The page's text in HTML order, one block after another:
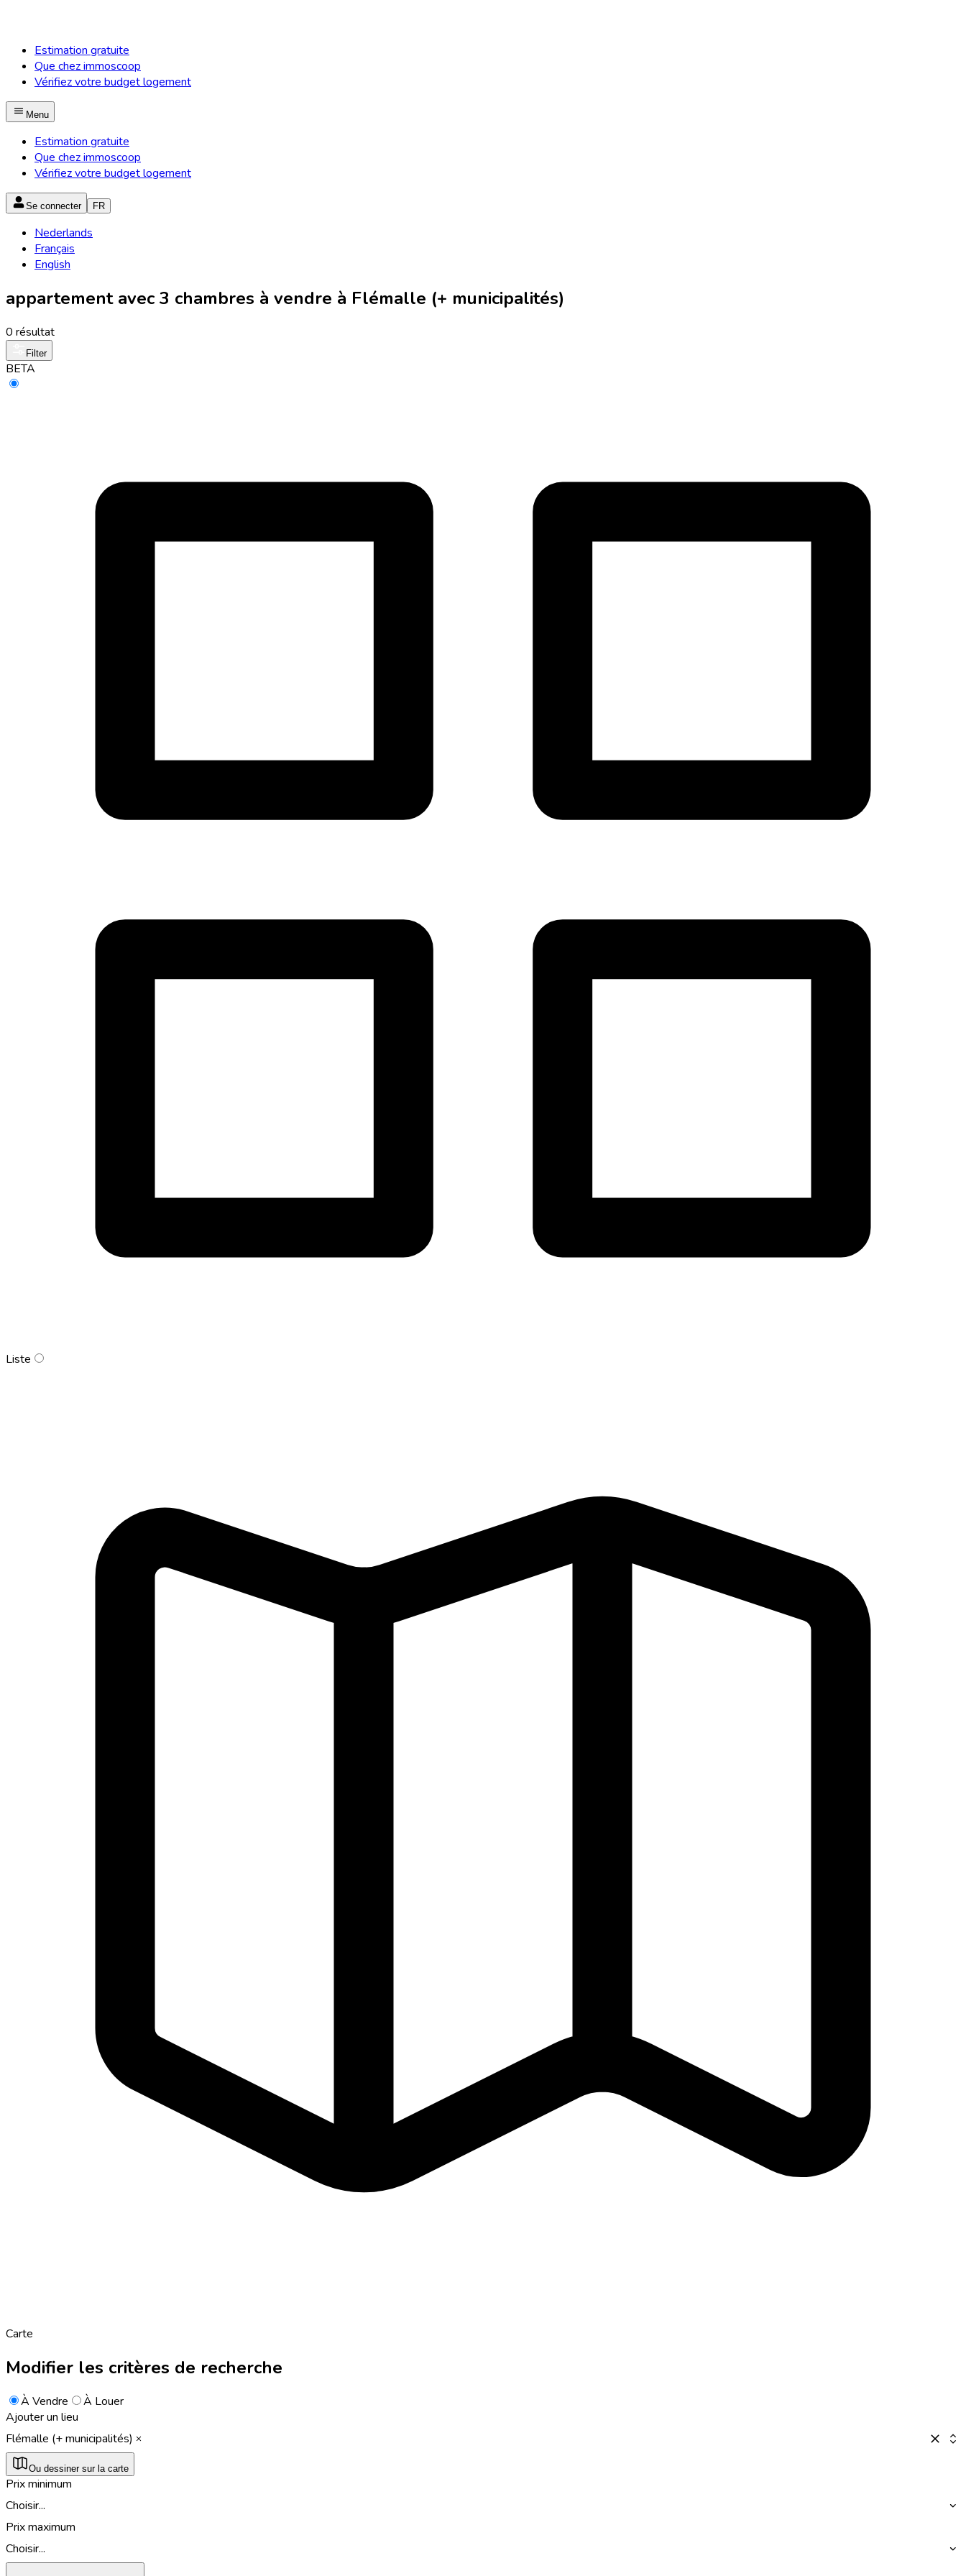
Estimation gratuite
Que chez immoscoop
Vérifiez votre budget logement
Menu
Estimation gratuite
Que chez immoscoop
Vérifiez votre budget logement
Se connecter FR
Nederlands
Français
English
appartement avec 3 chambres à vendre à Flémalle (+ municipalités)
0 résultat
Filter
BETA
Liste
Carte
Modifier les critères de recherche
À Vendre
À Louer
Ajouter un lieu
Flémalle (+ municipalités)
Ou dessiner sur la carte
Prix minimum
Choisir...
Prix maximum
Choisir...